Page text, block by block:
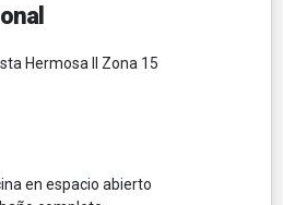
Hermosa II Zona 15
en espacio abierto